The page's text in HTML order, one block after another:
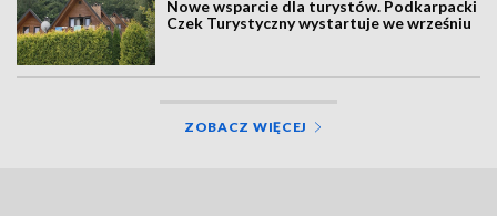
Nowe wsparcie dla turystów. Podkarpacki
Czek Turystyczny wystartuje we wrześniu
ZOBACZ WIĘCEJ